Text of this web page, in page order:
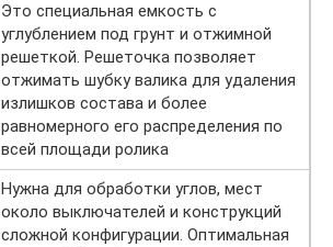
Это специальная емкость с
углублением под грунт и отжимной
решеткой. Решеточка позволяет
отжимать шубку валика для удаления
излишков состава и более
равномерного его распределения по
всей площади ролика
Нужна для обработки углов, мест
около выключателей и конструкций
сложной конфигурации. Оптимальная